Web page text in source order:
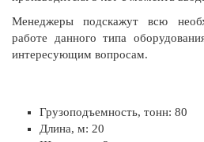
Менеджеры подскажут всю
работе данного типа
интересующим вопросам.
Грузоподъемность, тонн: 80
Длина, м: 20